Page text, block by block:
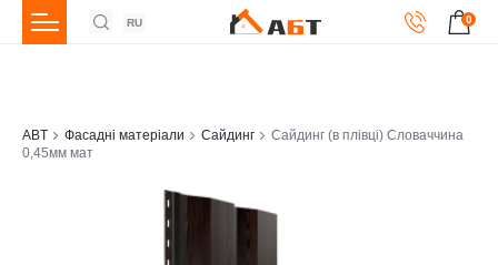
RU 0
ABT Фасадні матеріали Сайдинг
Сайдинг (в плівці) Словаччина
0,45мм мат